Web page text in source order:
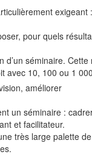
pour quels
séminaire.
avec 10, 100 ou 1
améliorer
un séminaire :
et facilitateur.
très large palette